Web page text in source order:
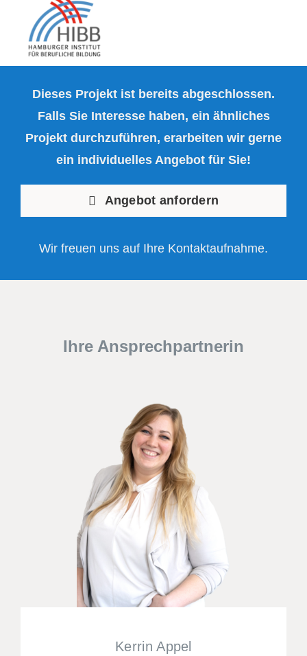
Dieses Projekt ist bereits abgeschlossen.
Falls Sie Interesse haben, ein ähnliches
Projekt durchzuführen, erarbeiten wir gerne
ein individuelles Angebot für Sie!
Angebot anfordern
Wir freuen uns auf Ihre Kontaktaufnahme.
Ihre Ansprechpartnerin
Kerrin Appel